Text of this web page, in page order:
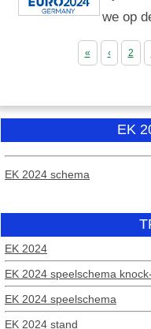
we op
« ‹ 2
EK
EK 2024 schema
EK 2024
EK 2024 speelschema
EK 2024 speelschema
EK 2024 stand